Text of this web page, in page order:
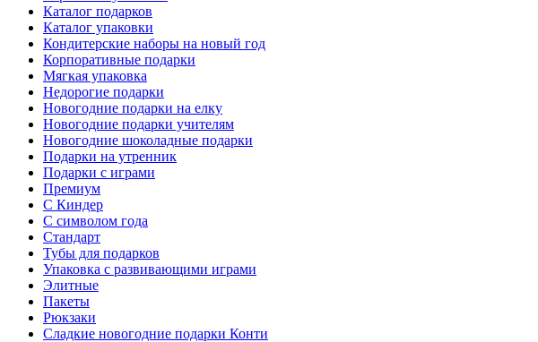
Каталог подарков
Каталог упаковки
Кондитерские наборы на новый год
Корпоративные подарки
Мягкая упаковка
Недорогие подарки
Новогодние подарки на елку
Новогодние подарки учителям
Новогодние шоколадные подарки
Подарки на утренник
Подарки с играми
Премиум
С Киндер
С символом года
Стандарт
Тубы для подарков
Упаковка с развивающими играми
Элитные
Пакеты
Рюкзаки
Сладкие новогодние подарки Конти